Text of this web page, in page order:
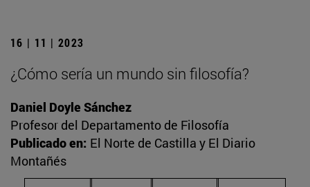
16 | 11 | 2023
¿Cómo sería un mundo sin filosofía?
Daniel Doyle Sánchez
Profesor del Departamento de Filosofía
Publicado en: El Norte de Castilla y El Diario
Montañés